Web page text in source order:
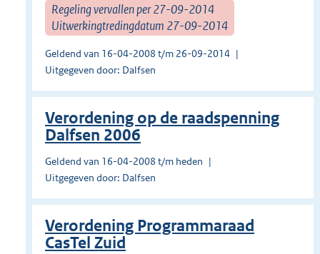
Regeling vervallen per 27-09-2014
Uitwerkingtredingdatum 27-09-2014
Geldend van 16-04-2008 t/m 26-09-2014
Uitgegeven door: Dalfsen
Verordening op de raadspenning
Dalfsen 2006
Geldend van 16-04-2008 t/m heden
Uitgegeven door: Dalfsen
Verordening Programmaraad
CasTel Zuid